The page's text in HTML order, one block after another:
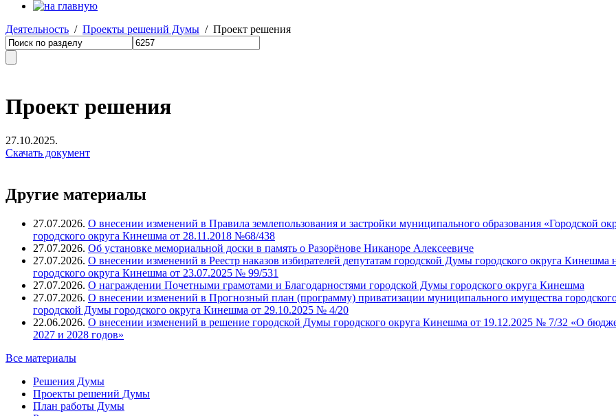
Деятельность / Проекты решений Думы / Проект решения
Проект решения
27.10.2025.
Скачать документ
Другие материалы
27.07.2026. О внесении изменений в Правила землепользования и застройки муниципального образования «Городской
городского округа Кинешма от 28.11.2018 №68/438
27.07.2026. Об установке мемориальной доски в память о Разорёнове Никаноре Алексеевиче
27.07.2026. О внесении изменений в Реестр наказов избирателей депутатам городской Думы городского округа
городского округа Кинешма от 23.07.2025 № 99/531
27.07.2026. О награждении Почетными грамотами и Благодарностями городской Думы городского округа Кинешма
27.07.2026. О внесении изменений в Прогнозный план (программу) приватизации муниципального имущества
городской Думы городского округа Кинешма от 29.10.2025 № 4/20
22.06.2026. О внесении изменений в решение городской Думы городского округа Кинешма от 19.12.2025 № 7/32 «О
2027 и 2028 годов»
Все материалы
Решения Думы
Проекты решений Думы
План работы Думы